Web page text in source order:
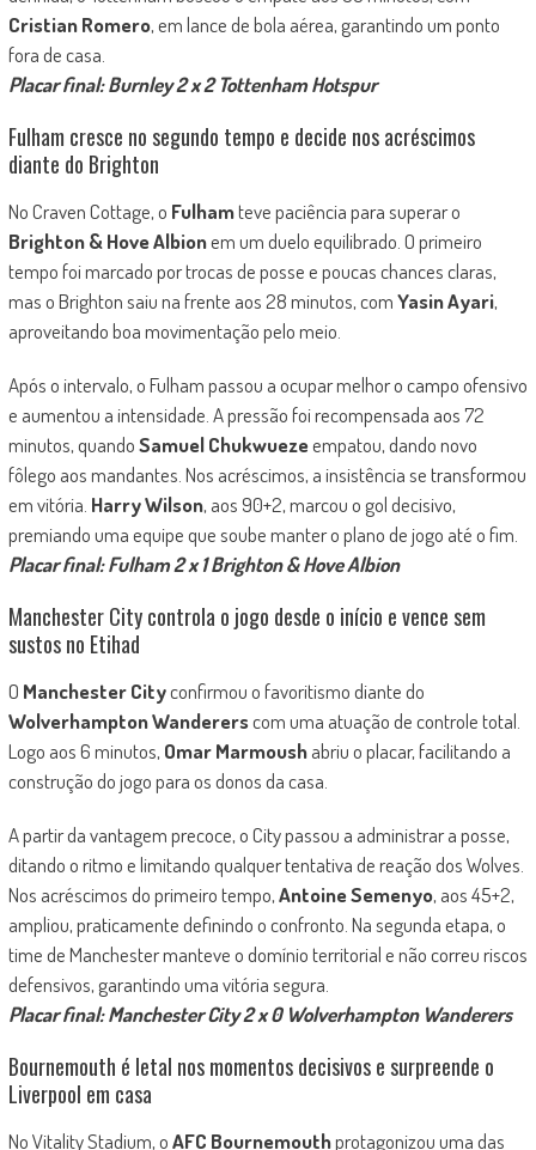
Cristian Romero, em lance de bola aérea, garantindo um ponto
fora de casa.
Placar final: Burnley 2 x 2 Tottenham Hotspur
Fulham cresce no segundo tempo e decide nos acréscimos
diante do Brighton
No Craven Cottage, o Fulhamteve paciência para superar o
Brighton & Hove Albionem um duelo equilibrado. O primeiro
tempo foi marcado por trocas de posse e poucas chances claras,
mas o Brighton saiu na frente aos 28 minutos, comYasin Ayari,
aproveitando boa movimentação pelo meio.
Após o intervalo, o Fulham passou a ocupar melhor o campo ofensivo
e aumentou a intensidade. A pressão foi recompensada aos 72
minutos, quandoSamuel Chukwuezeempatou, dando novo
fôlego aos mandantes. Nos acréscimos, a insistência se transformou
em vitória. Harry Wilson, aos 90+2, marcou o gol decisivo,
premiando uma equipe que soube manter o plano de jogo até o fim.
Placar final: Fulham 2 x 1 Brighton & Hove Albion
Manchester City controla o jogo desde o início e vence sem
sustos no Etihad
O Manchester Cityconfirmou o favoritismo diante do
Wolverhampton Wandererscom uma atuação de controle total.
Logo aos 6 minutos, Omar Marmoushabriu o placar, facilitando a
construção do jogo para os donos da casa.
A partir da vantagem precoce, o City passou a administrar a posse,
ditando o ritmo e limitando qualquer tentativa de reação dos Wolves.
Nos acréscimos do primeiro tempo,Antoine Semenyo, aos 45+2,
ampliou, praticamente definindo o confronto. Na segunda etapa, o
time de Manchester manteve o domínio territorial e não correu riscos
defensivos, garantindo uma vitória segura.
Placar final: Manchester City 2 x 0 Wolverhampton Wanderers
Bournemouth é letal nos momentos decisivos e surpreende o
Liverpool em casa
No Vitality Stadium, oAFC Bournemouthprotagonizou uma das